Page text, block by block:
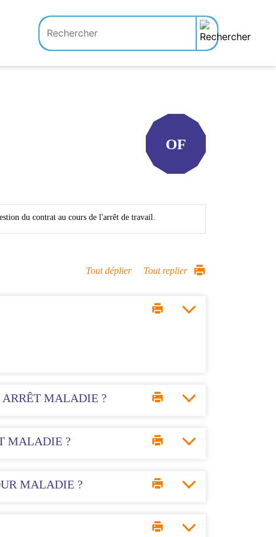
OF
du contrat au cours de l'arrêt de travail.
Tout déplier Tout replier
ARRÊT MALADIE ?
MALADIE ?
MALADIE ?